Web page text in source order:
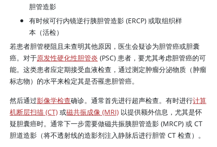
胆管造影
有时候可行内镜逆行胰胆管造影 (ERCP) 或取组织样
本（活检）
若患者胆管梗阻且未查明其他原因，医生会疑诊为胆管癌或胆囊
癌。对于原发性硬化性胆管炎 (PSC) 患者，要尤其考虑胆管癌的可
能。这类患者应定期接受血液检查，通过测定肿瘤分泌物质（肿瘤
标志物）的水平来检定其是否罹患胆管癌。
然后通过影像学检查确诊。通常首先进行超声检查。有时进行计算
机断层扫描 (CT) 或磁共振成像 (MRI) 以提供额外信息，尤其是怀
疑胆囊癌时。通常下一步需要做磁共振胰胆管造影 (MRCP) 或 CT
胆道造影（将不透射线的造影剂注入静脉后进行胆管 CT 检查）。